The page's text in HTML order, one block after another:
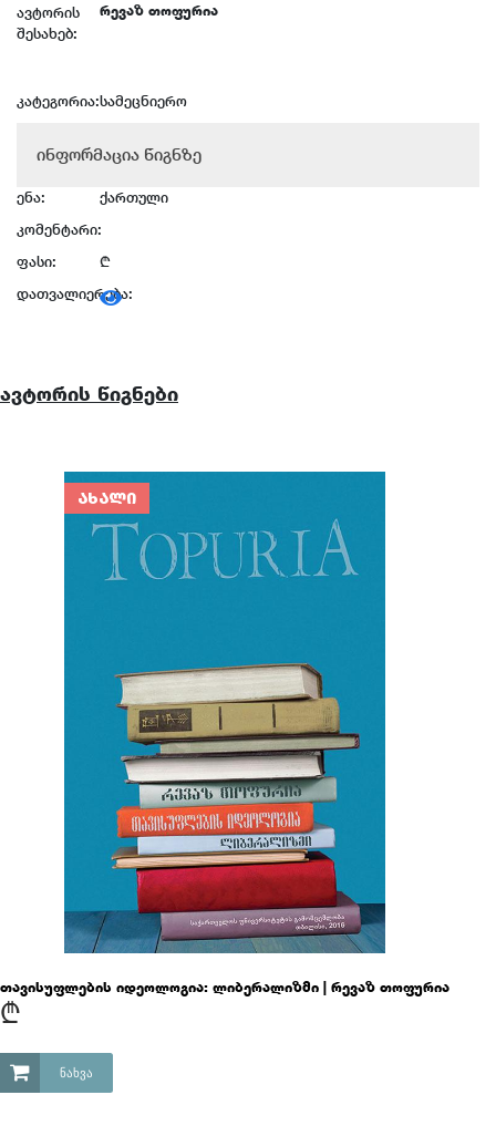
ავტორის
შესახებ:
რევაზ თოფურია
კატეგორია:სამეცნიერო
ინფორმაცია წიგნზე
ენა:
ქართული
კომენტარი:
ფასი:
₾
დათვალიერება:
ავტორის წიგნები
ᲐᲮᲐᲚᲘ
თავისუფლების იდეოლოგია: ლიბერალიზმი | რევაზ თოფურია
₾
ᲜᲐᲮᲕᲐ